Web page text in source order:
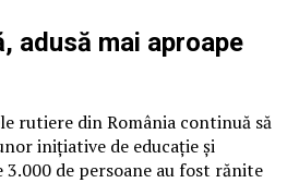
adusă mai aproape
rutiere din România continuă să
inițiative de educație și
de persoane au fost rănite